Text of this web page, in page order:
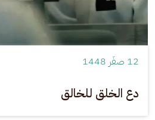
12 صفَر 1448
دع الخلق للخالق